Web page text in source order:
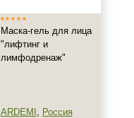
Маска-гель для лица
"лифтинг и
лимфодренаж"
ARDEMI , Россия